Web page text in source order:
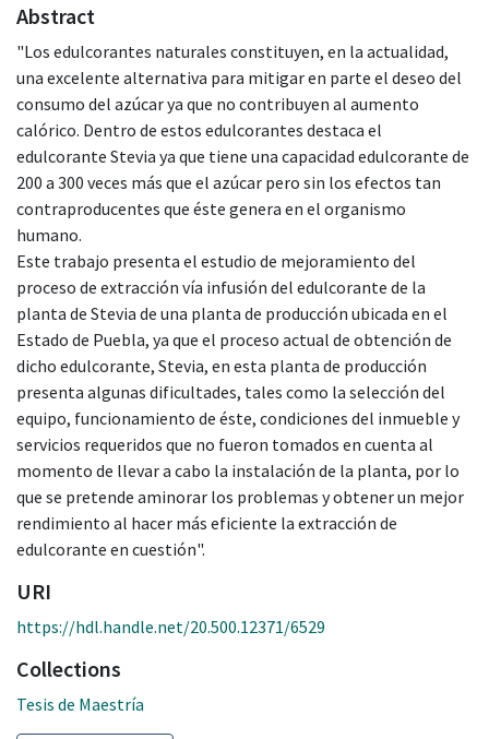
Abstract
"Los edulcorantes naturales constituyen, en la actualidad,
una excelente alternativa para mitigar en parte el deseo del
consumo del azúcar ya que no contribuyen al aumento
calórico. Dentro de estos edulcorantes destaca el
edulcorante Stevia ya que tiene una capacidad edulcorante de
200 a 300 veces más que el azúcar pero sin los efectos tan
contraproducentes que éste genera en el organismo
humano.
Este trabajo presenta el estudio de mejoramiento del
proceso de extracción vía infusión del edulcorante de la
planta de Stevia de una planta de producción ubicada en el
Estado de Puebla, ya que el proceso actual de obtención de
dicho edulcorante, Stevia, en esta planta de producción
presenta algunas dificultades, tales como la selección del
equipo, funcionamiento de éste, condiciones del inmueble y
servicios requeridos que no fueron tomados en cuenta al
momento de llevar a cabo la instalación de la planta, por lo
que se pretende aminorar los problemas y obtener un mejor
rendimiento al hacer más eficiente la extracción de
edulcorante en cuestión".
URI
https://hdl.handle.net/20.500.12371/6529
Collections
Tesis de Maestría